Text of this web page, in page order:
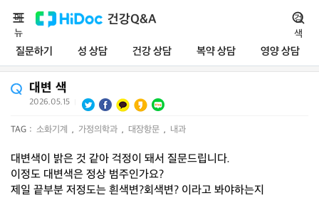
건강Q&A
질문하기 성 상담 건강 상담 복약 상담 영양 상담
메
뉴
검
색
대변 색
2026.05.15
TAG : 소화기계 , 가정의학과 , 대장항문 , 내과
대변색이 밝은 것 같아 걱정이 돼서 질문드립니다.
이정도 대변색은 정상 범주인가요?
제일 끝부분 저정도는 흰색변?회색변? 이라고 봐야하는지